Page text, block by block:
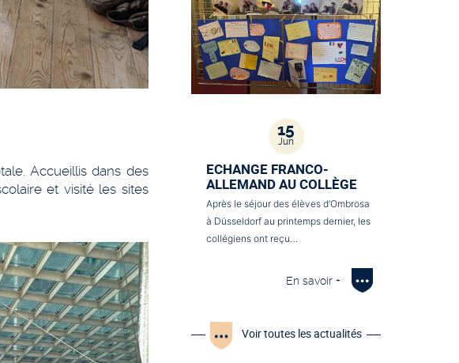
Accueillis dans des
et visité les sites
15
Jun
ECHANGE FRANCO-
ALLEMAND AU COLLÈGE
Après le séjour des élèves d’Ombrosa
à Düsseldorf au printemps dernier, les
collégiens ont reçu…
En savoir +
Voir toutes les actualités